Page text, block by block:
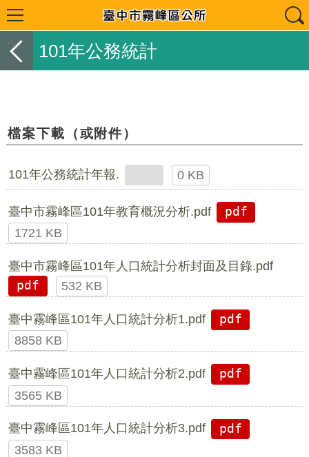
101年公務統計
檔案下載（或附件）
101年公務統計年報. 0 KB
臺中市霧峰區101年教育概況分析.pdf
pdf
1721 KB
臺中市霧峰區101年人口統計分析封面及目錄.pdf
pdf
532 KB
臺中霧峰區101年人口統計分析1.pdf
pdf
8858 KB
臺中霧峰區101年人口統計分析2.pdf
pdf
3565 KB
臺中霧峰區101年人口統計分析3.pdf
pdf
3583 KB